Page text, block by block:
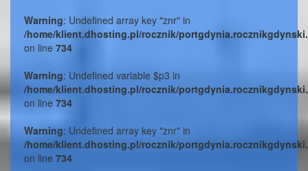
Warning: Undefined array key "znr" in
/home/klient.dhosting.pl/rocznik/
on line 734
Warning: Undefined variable $p3 in
/home/klient.dhosting.pl/rocznik/
on line 734
Warning: Undefined array key "znr" in
/home/klient.dhosting.pl/rocznik/
on line 734